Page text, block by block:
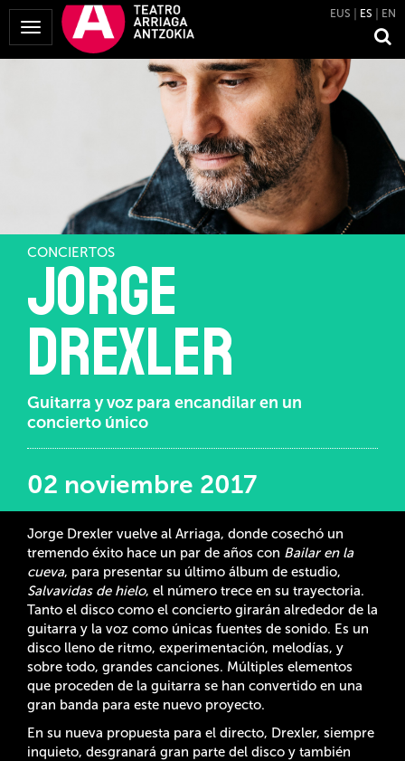
Mostrar
Menú
EUS ES EN
CONCIERTOS
Jorge
Drexler
Guitarra y voz para encandilar en un
concierto único
02 noviembre 2017
Jorge Drexler vuelve al Arriaga, donde cosechó un
tremendo éxito hace un par de años con Bailar en la
cueva, para presentar su último álbum de estudio,
Salvavidas de hielo, el número trece en su trayectoria.
Tanto el disco como el concierto girarán alrededor de la
guitarra y la voz como únicas fuentes de sonido. Es un
disco lleno de ritmo, experimentación, melodías, y
sobre todo, grandes canciones. Múltiples elementos
que proceden de la guitarra se han convertido en una
gran banda para este nuevo proyecto.
En su nueva propuesta para el directo, Drexler, siempre
inquieto, desgranará gran parte del disco y también